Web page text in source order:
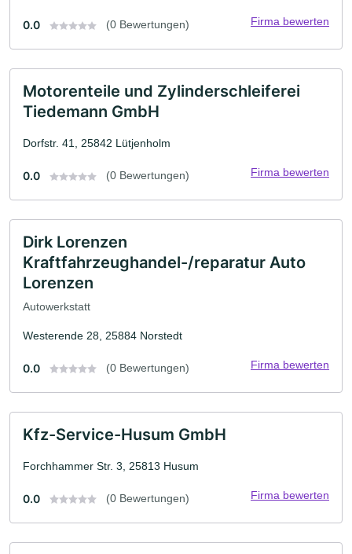
0.0 (0 Bewertungen) Firma bewerten
Motorenteile und Zylinderschleiferei
Tiedemann GmbH
Dorfstr. 41, 25842 Lütjenholm
0.0 (0 Bewertungen) Firma bewerten
Dirk Lorenzen
Kraftfahrzeughandel-/reparatur Auto
Lorenzen
Autowerkstatt
Westerende 28, 25884 Norstedt
0.0 (0 Bewertungen) Firma bewerten
Kfz-Service-Husum GmbH
Forchhammer Str. 3, 25813 Husum
0.0 (0 Bewertungen) Firma bewerten